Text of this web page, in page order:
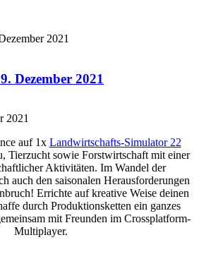
Dezember 2021
2021
auf 1x Landwirtschafts-Simulator 22
Tierzucht sowie Forstwirtschaft mit einer
Aktivitäten. Im Wandel der
auch den saisonalen Herausforderungen
Errichte auf kreative Weise deinen
durch Produktionsketten ein ganzes
mit Freunden im Crossplatform-
Multiplayer.